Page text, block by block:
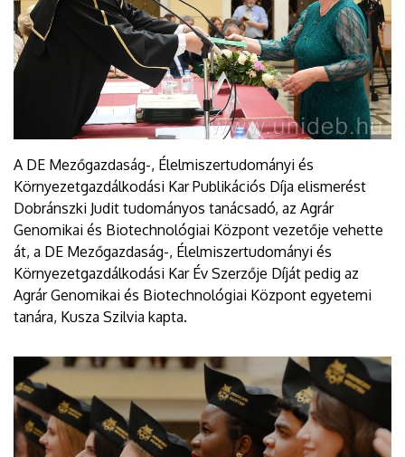
A DE Mezőgazdaság-, Élelmiszertudományi és
Környezetgazdálkodási Kar Publikációs Díja elismerést
Dobránszki Judit tudományos tanácsadó, az Agrár
Genomikai és Biotechnológiai Központ vezetője vehette
át, a DE Mezőgazdaság-, Élelmiszertudományi és
Környezetgazdálkodási Kar Év Szerzője Díját pedig az
Agrár Genomikai és Biotechnológiai Központ egyetemi
tanára, Kusza Szilvia kapta.